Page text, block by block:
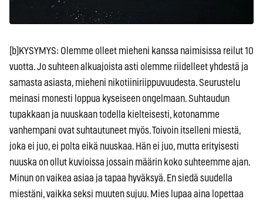
[b]KYSYMYS: Olemme olleet mieheni kanssa naimisissa reilut 10
vuotta. Jo suhteen alkuajoista asti olemme riidelleet yhdestä ja
samasta asiasta, mieheni nikotiiniriippuvuudesta. Seurustelu
meinasi monesti loppua kyseiseen ongelmaan. Suhtaudun
tupakkaan ja nuuskaan todella kielteisesti, kotonamme
vanhempani ovat suhtautuneet myös. Toivoin itselleni miestä,
joka ei juo, ei polta eikä nuuskaa. Hän ei juo, mutta erityisesti
nuuska on ollut kuvioissa jossain määrin koko suhteemme ajan.
Minun on vaikea asiaa ja tapaa hyväksyä. En siedä suudella
miestäni, vaikka seksi muuten sujuu. Mies lupaa aina lopettaa